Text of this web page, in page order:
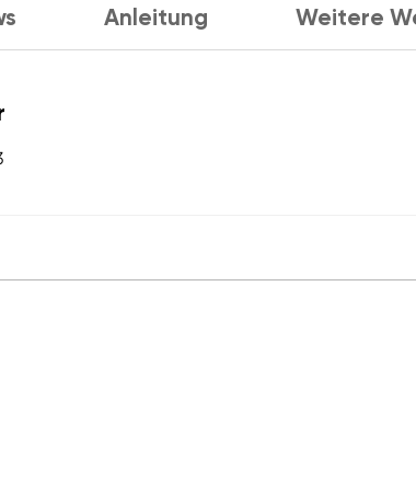
Anleitung Weitere